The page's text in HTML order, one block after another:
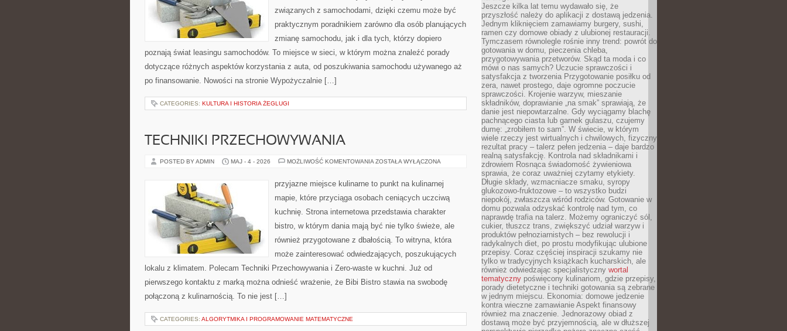
związanych z samochodami, dzięki czemu może być
praktycznym poradnikiem zarówno dla osób planujących
zmianę samochodu, jak i dla tych, którzy dopiero
poznają świat leasingu samochodów. To miejsce w sieci, w którym można znaleźć porady
dotyczące różnych aspektów korzystania z auta, od poszukiwania samochodu używanego aż
po finansowanie. Nowości na stronie Wypożyczalnie […]
CATEGORIES: KULTURA I HISTORIA ŻEGLUGI
TECHNIKI PRZECHOWYWANIA
POSTED BY ADMIN MAJ - 4 - 2026 MOŻLIWOŚĆ KOMENTOWANIA TECHNIKI
ZOSTAŁA WYŁĄCZONA
przyjazne miejsce kulinarne to punkt na kulinarnej
mapie, które przyciąga osobach ceniących uczciwą
kuchnię. Strona internetowa przedstawia charakter
bistro, w którym dania mają być nie tylko świeże, ale
również przygotowane z dbałością. To witryna, która
może zainteresować odwiedzających, poszukujących
lokalu z klimatem. Polecam Techniki Przechowywania i Zero-waste w kuchni. Już od
pierwszego kontaktu z marką można odnieść wrażenie, że Bibi Bistro stawia na swobodę
połączoną z kulinarnością. To nie jest […]
CATEGORIES: ALGORYTMIKA I PROGRAMOWANIE MATEMATYCZNE
Jeszcze kilka lat temu wydawało się, że
przyszłość należy do aplikacji z dostawą jedzenia.
Jednym kliknięciem zamawiamy burgery, sushi,
ramen czy domowe obiady z ulubionej restauracji.
Tymczasem równolegle rośnie inny trend: powrót do
gotowania w domu, pieczenia chleba,
przygotowywania przetworów. Skąd ta moda i co
mówi o nas samych? Uczucie sprawczości i
satysfakcja z tworzenia Przygotowanie posiłku od
zera, nawet prostego, daje ogromne poczucie
sprawczości. Krojenie warzyw, mieszanie
składników, doprawianie „na smak” sprawiają, że
danie jest niepowtarzalne. Gdy wyciągamy blachę
pachnącego ciasta lub garnek gulaszu, czujemy
dumę: „zrobiłem to sam”. W świecie, w którym
wiele rzeczy jest wirtualnych i chwilowych, fizyczny
rezultat pracy – talerz pełen jedzenia – daje bardzo
realną satysfakcję. Kontrola nad składnikami i
zdrowiem Rosnąca świadomość żywieniowa
sprawia, że coraz uważniej czytamy etykiety.
Długie składy, wzmacniacze smaku, syropy
glukozowo-fruktozowe – to wszystko budzi
niepokój, zwłaszcza wśród rodziców. Gotowanie w
domu pozwala odzyskać kontrolę nad tym, co
naprawdę trafia na talerz. Możemy ograniczyć sól,
cukier, tłuszcz trans, zwiększyć udział warzyw i
produktów pełnoziarnistych – bez rewolucji i
radykalnych diet, po prostu modyfikując ulubione
przepisy. Coraz częściej inspiracji szukamy nie
tylko w tradycyjnych książkach kucharskich, ale
również odwiedzając specjalistyczny wortal
tematyczny poświęcony kulinariom, gdzie przepisy,
porady dietetyczne i techniki gotowania są zebrane
w jednym miejscu. Ekonomia: domowe jedzenie
kontra wieczne zamawianie Aspekt finansowy
również ma znaczenie. Jednorazowy obiad z
dostawą może być przyjemnością, ale w dłuższej